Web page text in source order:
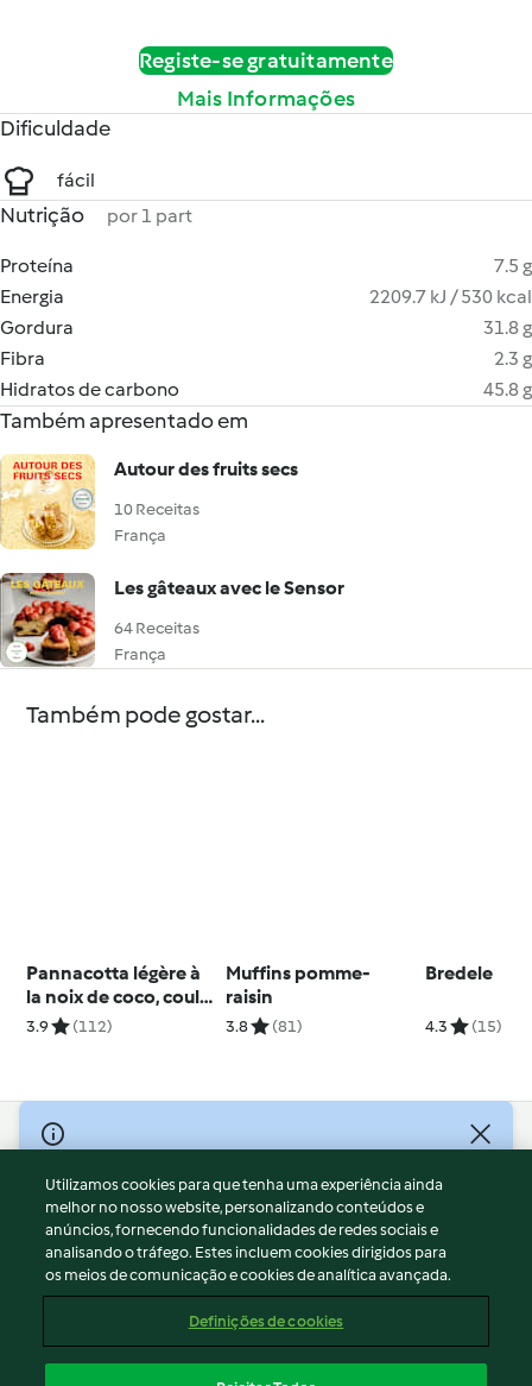
Registe-se gratuitamente
Mais Informações
Dificuldade
fácil
Nutrição por 1 part
Proteína
7.5 g
Energia
2209.7 kJ / 530 kcal
Gordura
31.8 g
Fibra
2.3 g
Hidratos de carbono
45.8 g
Também apresentado em
Autour des fruits secs
10 Receitas
França
Les gâteaux avec le Sensor
64 Receitas
França
Também pode gostar...
Pannacotta légère à
la noix de coco, coulis
de fruits rouges
3.9 (112)
Muffins pomme-
raisin
3.8 (81)
Bredele
4.3 (15)
© Copyright 2026
Termos de Utilização
Aviso sobre Proteção de Dados
Aviso
Apoio legal
Conteúdo do relatório
Utilizamos cookies para que tenha uma experiência ainda
melhor no nosso website, personalizando conteúdos e
anúncios, fornecendo funcionalidades de redes sociais e
analisando o tráfego. Estes incluem cookies dirigidos para
os meios de comunicação e cookies de analítica avançada.
Definições de cookies